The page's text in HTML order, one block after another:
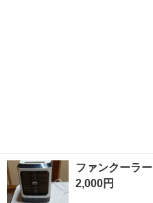
ファンクーラー
2,000円